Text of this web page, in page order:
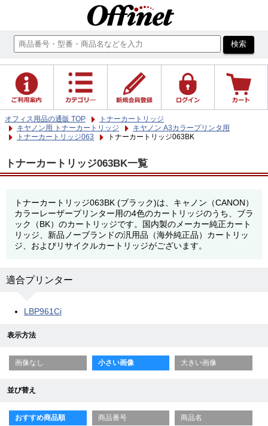
オフィス用品の通販 TOP
トナーカートリッジ
キヤノン用 トナーカートリッジ
キヤノン A3カラープリンタ用
トナーカートリッジ063
トナーカートリッジ063BK
トナーカートリッジ063BK一覧
トナーカートリッジ063BK (ブラック)は、キャノン（CANON）
カラーレーザープリンター用の4色のカートリッジのうち、ブラ
ック（BK）のカートリッジです。国内製のメーカー純正カート
リッジ、新品ノーブランドの汎用品（海外純正品）カートリッ
ジ、およびリサイクルカートリッジがございます。
適合プリンター
LBP961Ci
表示方法
画像なし 小さい画像 大きい画像
並び替え
おすすめ商品順 商品番号 商品名